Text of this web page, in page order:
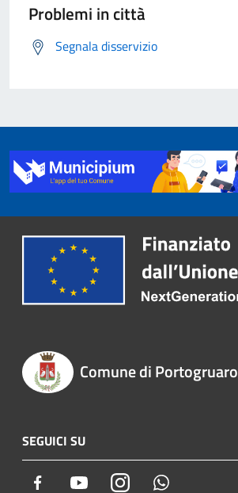
Problemi in città
Segnala disservizio
Comune di Portogruaro
SEGUICI SU
Facebook YoutubeInstagram